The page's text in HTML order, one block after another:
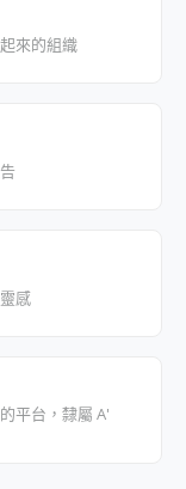
來的組織
感
平台，隸屬 A'